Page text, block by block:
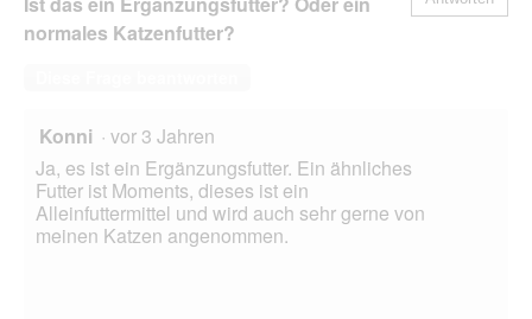
normales Katzenfutter?
Konni · vor 3 Jahren
Ja, es ist ein Ergänzungsfutter. Ein ähnliches
Futter ist Moments, dieses ist ein
Alleinfuttermittel und wird auch sehr gerne von
meinen Katzen angenommen.